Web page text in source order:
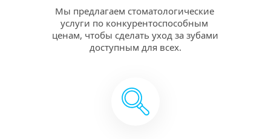
Мы предлагаем стоматологические
услуги по конкурентоспособным
ценам, чтобы сделать уход за зубами
доступным для всех.